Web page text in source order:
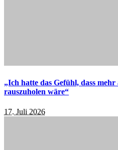
„Ich hatte das Gefühl, dass
rauszuholen wäre“
17. Juli 2026